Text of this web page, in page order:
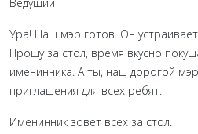
Ура! Наш мэр готов. Он
Прошу за стол, время вкусно
именинника. А ты, наш дорогой
приглашения для всех ребят.
Именинник зовет всех за стол.